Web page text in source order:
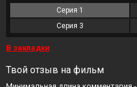
Серия 1
Серия 3
В закладки
Твой отзыв на фильм